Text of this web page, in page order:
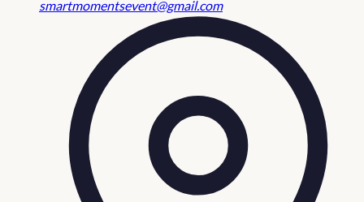
smartmomentsevent@gmail.com